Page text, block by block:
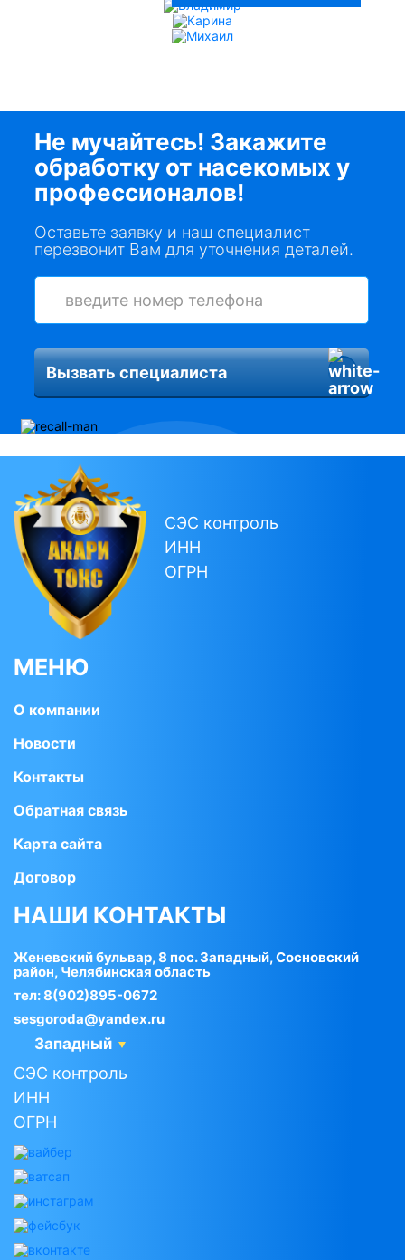
Не мучайтесь! Закажите
обработку от насекомых у
профессионалов!
Оставьте заявку и наш специалист
перезвонит Вам для уточнения деталей.
Вызвать специалиста
СЭС контроль
ИНН
ОГРН
МЕНЮ
О компании
Новости
Контакты
Обратная связь
Карта сайта
Договор
НАШИ КОНТАКТЫ
Женевский бульвар, 8 пос. Западный, Сосновский
район, Челябинская область
тел:8(902)895-0672
sesgoroda@yandex.ru
Западный
СЭС контроль
ИНН
ОГРН